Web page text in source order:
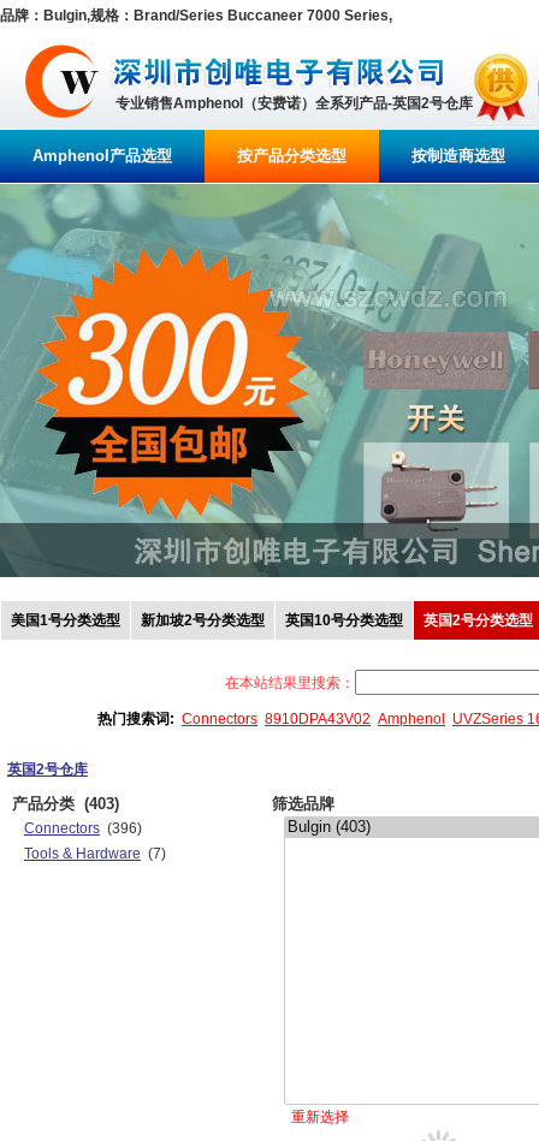
品牌：Bulgin,规格：Brand/Series Buccaneer 7000 Series,
专业销售Amphenol（安费诺）全系列产品-英国2号仓库
Amphenol产品选型 按产品分类选型 按制造商选型
美国1号分类选型 新加坡2号分类选型 英国10号分类选型 英国2号分类选型
在本站结果里搜索：
热门搜索词: Connectors 8910DPA43V02 Amphenol UVZSeries
英国2号仓库
产品分类 (403)
Connectors (396)
Tools & Hardware (7)
筛选品牌
重新选择